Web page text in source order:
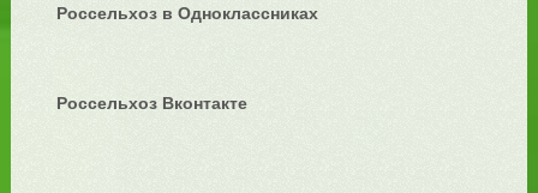
Россельхоз в Одноклассниках
Россельхоз Вконтакте